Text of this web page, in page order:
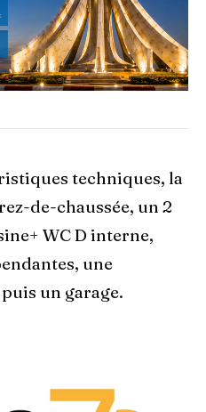
techniques, la
de-chaussée, un 2
WC D interne,
une
un garage.